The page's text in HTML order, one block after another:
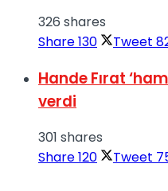
326 shares
Share130 Tweet
Hande Fırat
verdi
301 shares
Share120 Tweet